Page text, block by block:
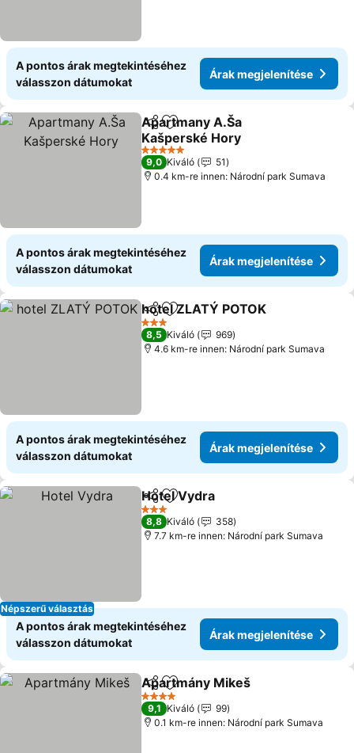
A pontos árak megtekintéséhez
válasszon dátumokat
Árak megjelenítése
Megosztás
Hozzáadás a kedvencekhez
Apartmany A.Ša
Kašperské Hory
Árak megjelenítése
5 Kategória
9,0 Kiváló
51
0.4 km-re innen: Národní park Sumava
A pontos árak megtekintéséhez
válasszon dátumokat
Árak megjelenítése
Megosztás
Hozzáadás a kedvencekhez
hotel ZLATÝ POTOK
3 Kategória
8,5 Kiváló
969
4.6 km-re innen: Národní park Sumava
A pontos árak megtekintéséhez
válasszon dátumokat
Árak megjelenítése
Népszerű választás
Megosztás
Hozzáadás a kedvencekhez
Hotel Vydra
3 Kategória
8,8 Kiváló
358
7.7 km-re innen: Národní park Sumava
A pontos árak megtekintéséhez
válasszon dátumokat
Árak megjelenítése
Megosztás
Hozzáadás a kedvencekhez
Apartmány Mikeš
4 Kategória
9,1 Kiváló
99
0.1 km-re innen: Národní park Sumava